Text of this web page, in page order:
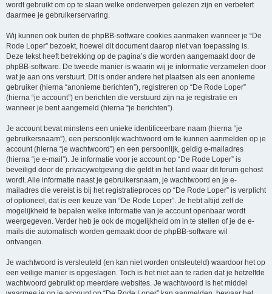
wordt gebruikt om op te slaan welke onderwerpen gelezen zijn en verbetert
daarmee je gebruikerservaring.
Wij kunnen ook buiten de phpBB-software cookies aanmaken wanneer je “De
Rode Loper” bezoekt, hoewel dit document daarop niet van toepassing is.
Deze tekst heeft betrekking op de pagina’s die worden aangemaakt door de
phpBB-software. De tweede manier is waarin wij je informatie verzamelen door
wat je aan ons verstuurt. Dit is onder andere het plaatsen als een anonieme
gebruiker (hierna “anonieme berichten”), registreren op “De Rode Loper”
(hierna “je account”) en berichten die verstuurd zijn na je registratie en
wanneer je bent aangemeld (hierna “je berichten”).
Je account bevat minstens een unieke identificeerbare naam (hierna “je
gebruikersnaam”), een persoonlijk wachtwoord om te kunnen aanmelden op je
account (hierna “je wachtwoord”) en een persoonlijk, geldig e-mailadres
(hierna “je e-mail”). Je informatie voor je account op “De Rode Loper” is
beveiligd door de privacywetgeving die geldt in het land waar dit forum gehost
wordt. Alle informatie naast je gebruikersnaam, je wachtwoord en je e-
mailadres die vereist is bij het registratieproces op “De Rode Loper” is verplicht
of optioneel, dat is een keuze van “De Rode Loper”. Je hebt altijd zelf de
mogelijkheid te bepalen welke informatie van je account openbaar wordt
weergegeven. Verder heb je ook de mogelijkheid om in te stellen of je de e-
mails die automatisch worden gemaakt door de phpBB-software wil
ontvangen.
Je wachtwoord is versleuteld (en kan niet worden ontsleuteld) waardoor het op
een veilige manier is opgeslagen. Toch is het niet aan te raden dat je hetzelfde
wachtwoord gebruikt op meerdere websites. Je wachtwoord is het middel